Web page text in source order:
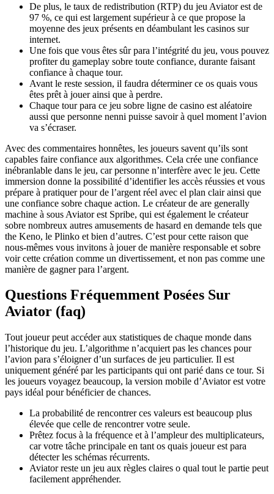
De plus, le taux de redistribution (RTP) du jeu Aviator est de
97 %, ce qui est largement supérieur à ce que propose la
moyenne des jeux présents en déambulant les casinos sur
internet.
Une fois que vous êtes sûr para l’intégrité du jeu, vous pouvez
profiter du gameplay sobre toute confiance, durante faisant
confiance à chaque tour.
Avant le reste session, il faudra déterminer ce os quais vous
êtes prêt à jouer ainsi que à perdre.
Chaque tour para ce jeu sobre ligne de casino est aléatoire
aussi que personne nenni puisse savoir à quel moment l’avion
va s’écraser.
Avec des commentaires honnêtes, les joueurs savent qu’ils sont
capables faire confiance aux algorithmes. Cela crée une confiance
inébranlable dans le jeu, car personne n’interfère avec le jeu. Cette
immersion donne la possibilité d’identifier les accès réussies et vous
prépare à pratiquer pour de l’argent réel avec el plan clair ainsi que
une confiance sobre chaque action. Le créateur de are generally
machine à sous Aviator est Spribe, qui est également le créateur
sobre nombreux autres amusements de hasard en demande tels que
the Keno, le Plinko et bien d’autres. C’est pour cette raison que
nous-mêmes vous invitons à jouer de manière responsable et sobre
voir cette création comme un divertissement, et non pas comme une
manière de gagner para l’argent.
Questions Fréquemment Posées Sur
Aviator (faq)
Tout joueur peut accéder aux statistiques de chaque monde dans
l’historique du jeu. L’algorithme n’acquiert pas les chances pour
l’avion para s’éloigner d’un surfaces de jeu particulier. Il est
uniquement généré par les participants qui ont parié dans ce tour. Si
les joueurs voyagez beaucoup, la version mobile d’Aviator est votre
pays idéal pour bénéficier de chances.
La probabilité de rencontrer ces valeurs est beaucoup plus
élevée que celle de rencontrer votre seule.
Prêtez focus à la fréquence et à l’ampleur des multiplicateurs,
car votre tâche principale en tant os quais joueur est para
détecter les schémas récurrents.
Aviator reste un jeu aux règles claires o qual tout le partie peut
facilement appréhender.